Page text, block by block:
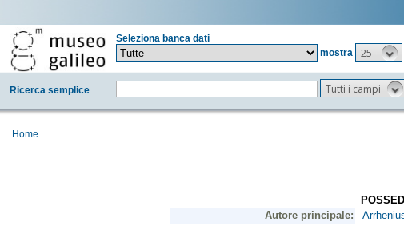
Seleziona banca dati
mostra
25
Ricerca semplice Tutti i campi
Home